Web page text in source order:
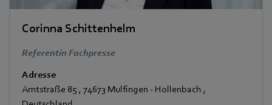
Corinna Schittenhelm
Referentin Fachpresse
Adresse
Amtstraße 85 , 74673 Mulfingen - Hollenbach ,